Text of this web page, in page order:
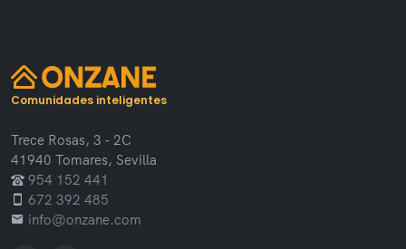
Comunidades inteligentes
Trece Rosas, 3 - 2C
41940 Tomares, Sevilla
954 152 441
672 392 485
info@onzane.com